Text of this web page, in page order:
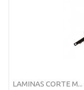
LAMINAS CORTE M...